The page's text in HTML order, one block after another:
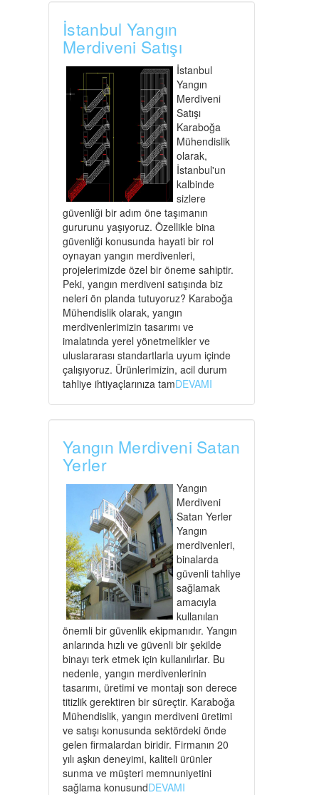
İstanbul Yangın
Merdiveni Satışı
İstanbul
Yangın
Merdiveni
Satışı
Karaboğa
Mühendislik
olarak,
İstanbul'un
kalbinde
sizlere
güvenliği bir adım öne taşımanın
gururunu yaşıyoruz. Özellikle bina
güvenliği konusunda hayati bir rol
oynayan yangın merdivenleri,
projelerimizde özel bir öneme sahiptir.
Peki, yangın merdiveni satışında biz
neleri ön planda tutuyoruz? Karaboğa
Mühendislik olarak, yangın
merdivenlerimizin tasarımı ve
imalatında yerel yönetmelikler ve
uluslararası standartlarla uyum içinde
çalışıyoruz. Ürünlerimizin, acil durum
tahliye ihtiyaçlarınıza tamDEVAMI
Yangın Merdiveni Satan
Yerler
Yangın
Merdiveni
Satan Yerler
Yangın
merdivenleri,
binalarda
güvenli tahliye
sağlamak
amacıyla
kullanılan
önemli bir güvenlik ekipmanıdır. Yangın
anlarında hızlı ve güvenli bir şekilde
binayı terk etmek için kullanılırlar. Bu
nedenle, yangın merdivenlerinin
tasarımı, üretimi ve montajı son derece
titizlik gerektiren bir süreçtir. Karaboğa
Mühendislik, yangın merdiveni üretimi
ve satışı konusunda sektördeki önde
gelen firmalardan biridir. Firmanın 20
yılı aşkın deneyimi, kaliteli ürünler
sunma ve müşteri memnuniyetini
sağlama konusundDEVAMI